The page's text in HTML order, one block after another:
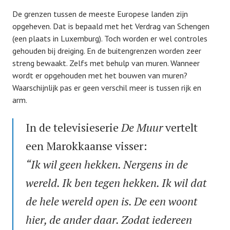
De grenzen tussen de meeste Europese landen zijn
opgeheven. Dat is bepaald met het Verdrag van Schengen
(een plaats in Luxemburg). Toch worden er wel controles
gehouden bij dreiging. En de buitengrenzen worden zeer
streng bewaakt. Zelfs met behulp van muren. Wanneer
wordt er opgehouden met het bouwen van muren?
Waarschijnlijk pas er geen verschil meer is tussen rijk en
arm.
In de televisieserieDe Muurvertelt
een Marokkaanse visser:
“Ik wil geen hekken. Nergens in de
wereld. Ik ben tegen hekken. Ik wil dat
de hele wereld open is. De een woont
hier, de ander daar. Zodat iedereen